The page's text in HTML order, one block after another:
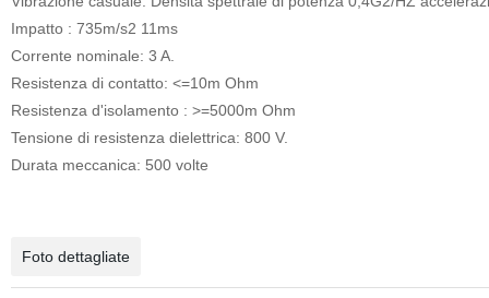
Impatto : 735m/s2 11ms
Corrente nominale: 3 A.
Resistenza di contatto: <=10m Ohm
Resistenza d'isolamento : >=5000m Ohm
Tensione di resistenza dielettrica: 800 V.
Durata meccanica: 500 volte
Foto dettagliate